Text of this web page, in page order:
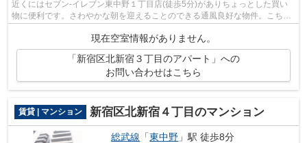
近くにはセブン-イレブン東中野１丁目店(徒歩5分)がありちょっとした買い
物に便利です。さわやかな朝を迎えることのできる通風良好な物件。こちら
現在空室情報がありません。
「新宿区北新宿３丁目のアパート」への
お問い合わせはこちら
賃貸 | マンション 新宿区北新宿４丁目のマンション
総武線 「東中野 」駅 徒歩8分